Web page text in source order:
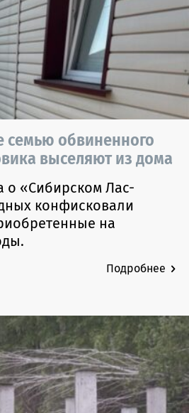
семью обвиненного
выселяют из дома
о «Сибирском Лас-
конфисковали
на
Подробнее